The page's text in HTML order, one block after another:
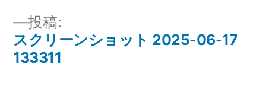
投
投稿:
スクリーンショット 2025-06-17
133311